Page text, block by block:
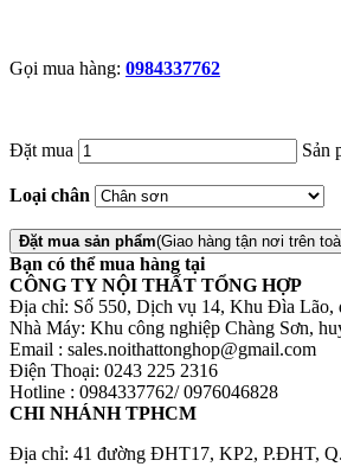
Gọi mua hàng: 0984337762
Đặt mua Sản
Loại chân
Đặt mua sản phẩm(Giao hàng tận nơi trên
Bạn có thể mua hàng tại
CÔNG TY NỘI THẤT TỔNG HỢP
Địa chỉ: Số 550, Dịch vụ 14, Khu Đìa
Nhà Máy: Khu công nghiệp Chàng Sơn,
Email : sales.noithattonghop@gmail.com
Điện Thoại: 0243 225 2316
Hotline : 0984337762/ 0976046828
CHI NHÁNH TPHCM
Địa chỉ: 41 đường ĐHT17, KP2, P.ĐHT,